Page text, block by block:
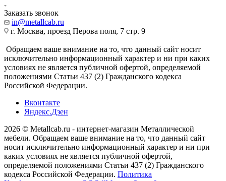
Заказать звонок
in@metallcab.ru
г. Москва, проезд Перова поля, 7 стр. 9
Обращаем ваше внимание на то, что данный сайт носит
исключительно информационный характер и ни при каких
условиях не является публичной офертой, определяемой
положениями Статьи 437 (2) Гражданского кодекса
Российской Федерации.
Вконтакте
Яндекс.Дзен
2026 © Metallcab.ru - интернет-магазин Металлической
мебели. Обращаем ваше внимание на то, что данный сайт
носит исключительно информационный характер и ни при
каких условиях не является публичной офертой,
определяемой положениями Статьи 437 (2) Гражданского
кодекса Российской Федерации. Политика